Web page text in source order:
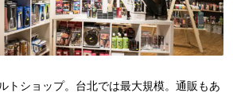
トショップ。台北では最大規模。通販もあ